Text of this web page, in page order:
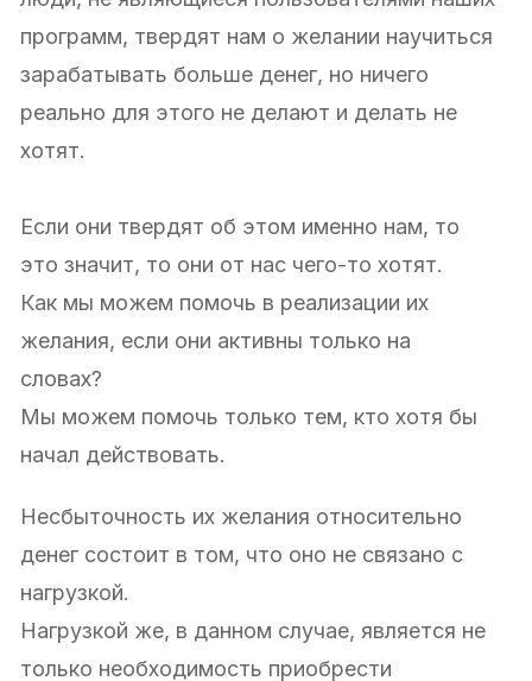
программ, твердят нам о желании научиться
зарабатывать больше денег, но ничего
реально для этого не делают и делать не
хотят.
Если они твердят об этом именно нам, то
это значит, то они от нас чего-то хотят.
Как мы можем помочь в реализации их
желания, если они активны только на
словах?
Мы можем помочь только тем, кто хотя бы
начал действовать.
Несбыточность их желания относительно
денег состоит в том, что оно не связано с
нагрузкой.
Нагрузкой же, в данном случае, является не
только необходимость приобрести